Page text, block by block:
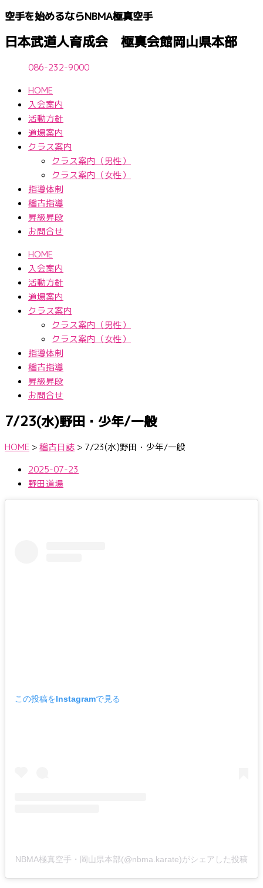
容
を
ス
空手を始めるならNBМA極真空手
日本武道人育成会 極真会館岡山県本部
086-232-9000
HOME
入会案内
活動方針
道場案内
クラス案内
クラス案内（男性）
クラス案内（女性）
指導体制
稽古指導
昇級昇段
お問合せ
HOME
入会案内
活動方針
道場案内
クラス案内
クラス案内（男性）
クラス案内（女性）
指導体制
稽古指導
昇級昇段
お問合せ
7/23(水)野田・少年/一般
HOME >稽古日誌 > 7/23(水)野田・少年/一般
2025-07-23
野田道場
この投稿をInstagramで見る
NBMA極真空手・岡山県本部(@nbma.karate)がシェアした投稿